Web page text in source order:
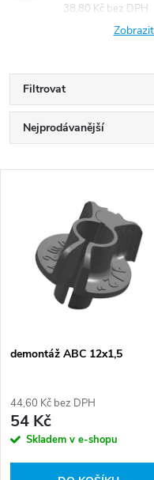
38,80 Kč bez DPH
Filtrovat
Ř
a
p
r
o
Nejprodávanější
s
r
o
demontáž ABC 12x1,5
44,60 Kč bez DPH
54 Kč
Skladem v e-shopu